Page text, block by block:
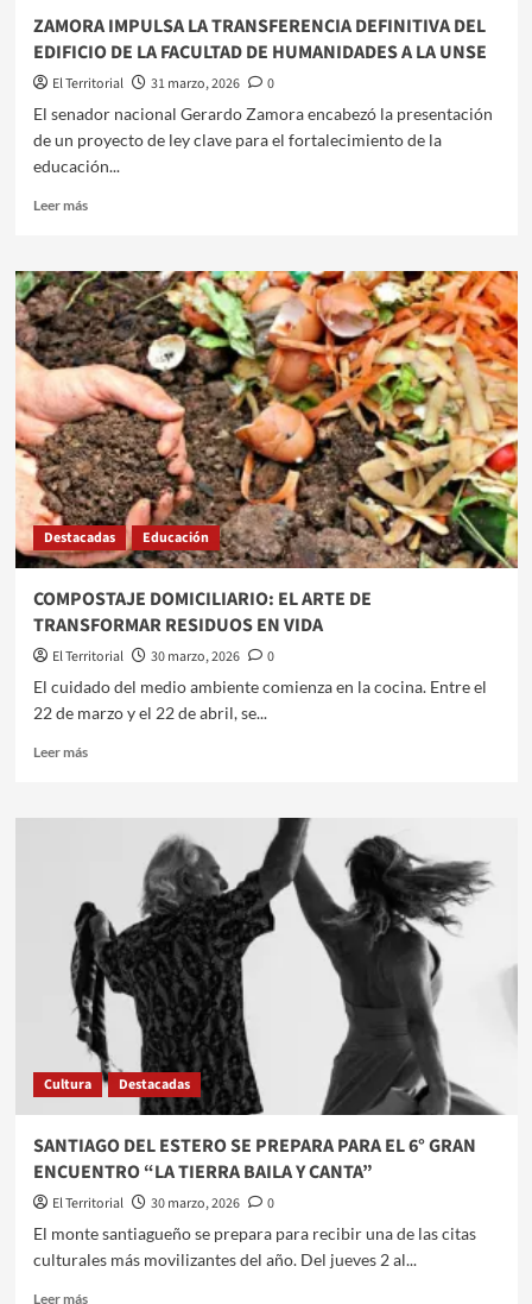
HUMANIDADES
ZAMORA IMPULSA LA TRANSFERENCIA DEFINITIVA DEL
EDIFICIO DE LA FACULTAD DE HUMANIDADES A LA UNSE
El Territorial 31 marzo, 2026
0
​El senador nacional Gerardo Zamora encabezó la presentación
de un proyecto de ley clave para el fortalecimiento de la
educación...
Leer másLeer
ZAMORA
IMPULSA
LA
TRANSFERENCIA
DEFINITIVA
DEL
EDIFICIO
DE
LA
FACULTAD
DE
HUMANIDADES
A
LA
Destacadas Educación
COMPOSTAJE DOMICILIARIO: EL ARTE DE
TRANSFORMAR RESIDUOS EN VIDA
El Territorial 30 marzo, 2026
0
​​El cuidado del medio ambiente comienza en la cocina. Entre el
22 de marzo y el 22 de abril, se...
Leer másLeer
COMPOSTAJE
DOMICILIARIO:
DE
TRANSFORMAR
RESIDUOS
EN
VIDA
Cultura Destacadas
SANTIAGO DEL ESTERO SE PREPARA PARA EL 6° GRAN
ENCUENTRO “LA TIERRA BAILA Y CANTA”
El Territorial 30 marzo, 2026
0
​El monte santiagueño se prepara para recibir una de las citas
culturales más movilizantes del año. Del jueves 2 al...
Leer másLeer